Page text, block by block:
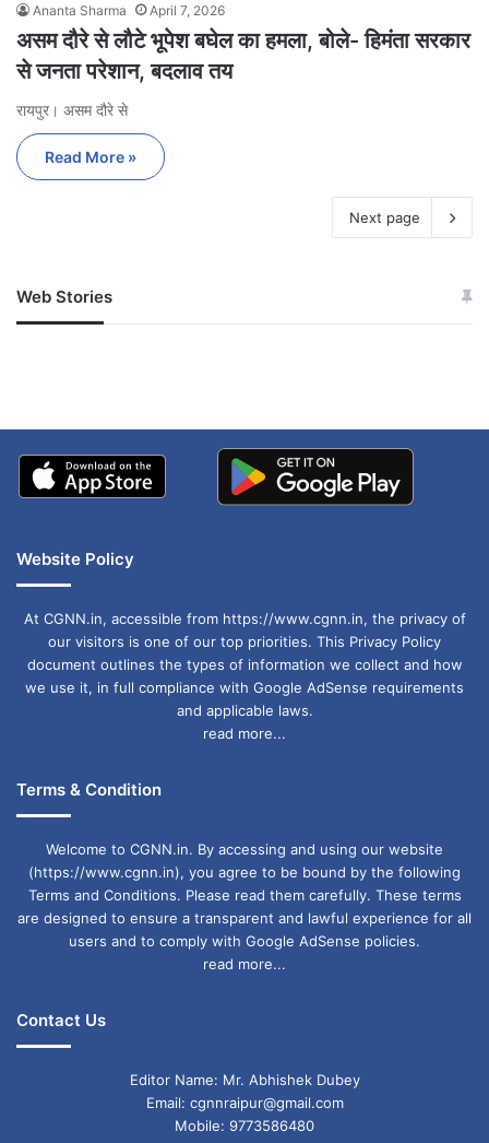
Ananta Sharma April 7, 2026
असम दौरे से लौटे भूपेश बघेल का हमला, बोले- हिमंता सरकार
से जनता परेशान, बदलाव तय
रायपुर। असम दौरे से
Read More »
Next page
Web Stories
जम्मू-कश्मीर में बारिश से
अपडेट
खाई में धक्का… आरोपियों ने
Website Policy
At CGNN.in, accessible from https://www.cgnn.in, the privacy of
our visitors is one of our top priorities. This Privacy Policy
document outlines the types of information we collect and how
we use it, in full compliance with Google AdSense requirements
and applicable laws.
read more...
Terms & Condition
Welcome to CGNN.in. By accessing and using our website
(https://www.cgnn.in), you agree to be bound by the following
Terms and Conditions. Please read them carefully. These terms
are designed to ensure a transparent and lawful experience for all
users and to comply with Google AdSense policies.
read more...
Contact Us
Editor Name: Mr. Abhishek Dubey
Email: cgnnraipur@gmail.com
Mobile: 9773586480